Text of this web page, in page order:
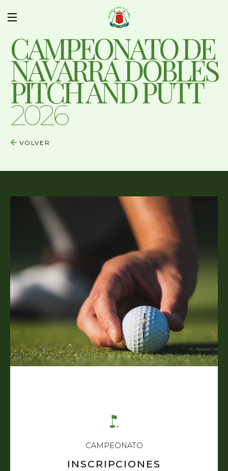
CAMPEONATO DE
NAVARRA DOBLES
PITCH AND PUTT
2026
VOLVER
CAMPEONATO
INSCRIPCIONES